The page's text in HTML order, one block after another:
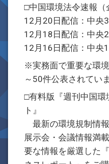
□中国環境法令速報（
12月20日配信：中央
12月18日配信：中央
12月16日配信：中央
※実務面で重要な環
～50件公表されていま
□有料版『週刊中国
ト』
最新の環境規制情
展示会・会議情報満
要な情報を厳選した